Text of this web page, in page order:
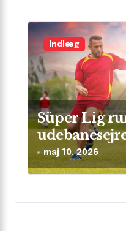
Indlæg
Süper Lig
sikre clean
maj 10, 2026